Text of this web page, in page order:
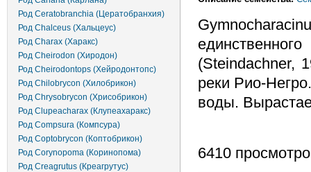
Род Ceratobranchia (Цератобранхия)
Род Chalceus (Хальцеус)
Род Charax (Харакс)
Род Cheirodon (Хиродон)
Род Cheirodontops (Хейродонтопс)
Род Chilobrycon (Хилобрикон)
Род Chrysobrycon (Хрисобрикон)
Род Clupeacharax (Клупеахаракс)
Род Compsura (Компсура)
Род Coptobrycon (Коптобрикон)
Род Corynopoma (Коринопома)
Род Creagrutus (Креагрутус)
(Steindachner,
реки Рио-
воды.
6410